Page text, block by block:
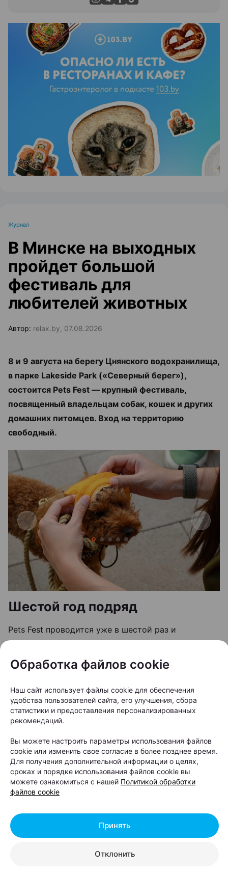
ЭФФЕКТИВНАЯ РЕКЛАМА НА САЙТЕ
Журнал
В Минске на выходных
пройдет большой
фестиваль для
любителей животных
Автор: relax.by, 07.08.2026
8 и 9 августа на берегу Цнянского водохранилища,
в парке Lakeside Park («Северный берег»),
состоится Pets Fest — крупный фестиваль,
посвященный владельцам собак, кошек и других
домашних питомцев. Вход на территорию
свободный.
Шестой год подряд
Pets Fest проводится уже в шестой раз и
традиционно собирает не только хозяев
животных, но и семьи с детьми, а также всех,
кому интересна тема зоозащиты и активного
отдыха на природе. В этом сезоне организаторы
добавили новые тематические зоны и расширили
список активностей для гостей разных возрастов.
Одна из постоянных фишек фестиваля — квест-
карта. С ее помощью посетители проходят
задания на площадках партнеров, изучают локации
и собирают баллы, которые затем можно обменять
на подарки в специальном пункте выдачи призов.
Также оба дня будут проходить розыгрыши,
викторины и конкурсы с призами.
Обработка файлов cookie
Наш сайт использует файлы cookie для обеспечения
удобства пользователей сайта, его улучшения, сбора
статистики и предоставления персонализированных
рекомендаций.
Вы можете настроить параметры использования файлов
cookie или изменить свое согласие в более позднее время.
Для получения дополнительной информации о целях,
сроках и порядке использования файлов cookie вы
можете ознакомиться с нашей Политикой обработки
файлов cookie
Отклонить
Принять